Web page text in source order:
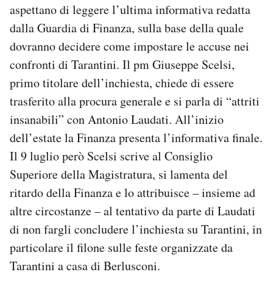
aspettano di leggere l’ultima informativa redatta
dalla Guardia di Finanza, sulla base della quale
dovranno decidere come impostare le accuse nei
confronti di Tarantini. Il pm Giuseppe Scelsi,
primo titolare dell’inchiesta, chiede di essere
trasferito alla procura generale e si parla di “attriti
insanabili” con Antonio Laudati. All’inizio
dell’estate la Finanza presenta l’informativa finale.
Il 9 luglio però Scelsi scrive al Consiglio
Superiore della Magistratura, si lamenta del
ritardo della Finanza e lo attribuisce – insieme ad
altre circostanze – al tentativo da parte di Laudati
di non fargli concludere l’inchiesta su Tarantini, in
particolare il filone sulle feste organizzate da
Tarantini a casa di Berlusconi.